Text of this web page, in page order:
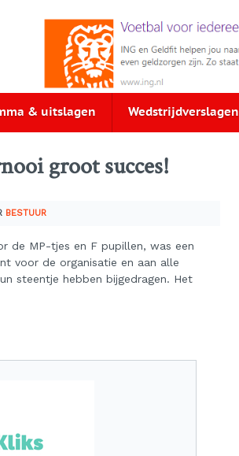
& uitslagen Wedstrijdverslagen
groot succes!
BESTUUR
de MP-tjes en F pupillen, was een
voor de organisatie en aan alle
steentje hebben bijgedragen. Het